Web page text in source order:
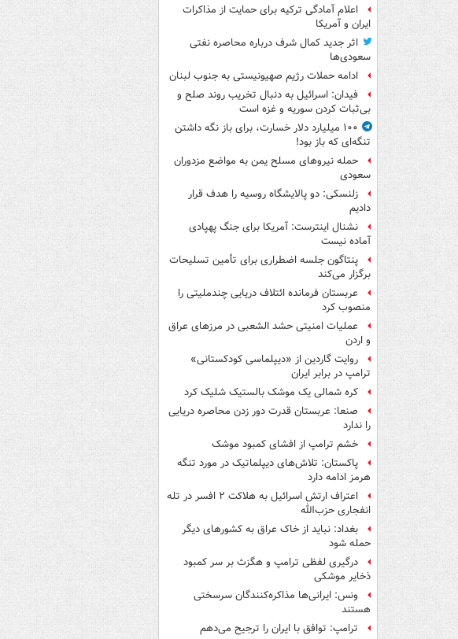
اعلام آمادگی ترکیه برای حمایت از مذاکرات
ایران و آمریکا
اثر جدید کمال شرف درباره محاصره نفتی
سعودی‌ها
ادامه حملات رژیم صهیونیستی به جنوب لبنان
فیدان: اسرائیل به دنبال تخریب روند صلح و
بی‌ثبات کردن سوریه و غزه است
۱۰۰ میلیارد دلار خسارت، برای باز نگه داشتن
تنگه‌ای که باز بود!
حمله نیروهای مسلح یمن به مواضع مزدوران
سعودی
زلنسکی: دو پالایشگاه روسیه را هدف قرار
دادیم
نشنال اینترست: آمریکا برای جنگ پهپادی
آماده نیست
پنتاگون جلسه اضطراری برای تأمین تسلیحات
برگزار می‌کند
عربستان فرمانده ائتلاف دریایی چندملیتی را
منصوب کرد
عملیات امنیتی حشد الشعبی در مرزهای عراق
و اردن
روایت گاردین از «دیپلماسی کودکستانی»
ترامپ در برابر ایران
کره شمالی یک موشک بالستیک شلیک کرد
صنعا: عربستان قدرت دور زدن محاصره دریایی
را ندارد
خشم ترامپ از افشای کمبود موشک
پاکستان: تلاش‌های دیپلماتیک در مورد تنگه
هرمز ادامه دارد
اعتراف ارتش اسرائیل به هلاکت ۲ افسر در تله
انفجاری حزب‌الله
بغداد: نباید از خاک عراق به کشورهای دیگر
حمله شود
درگیری لفظی ترامپ و هگزث بر سر کمبود
ذخایر موشکی
ونس: ایرانی‌ها مذاکره‌کنندگان سرسختی
هستند
ترامپ: توافق با ایران را ترجیح می‌دهم